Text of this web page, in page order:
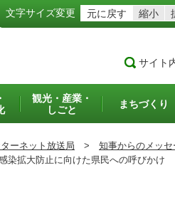
文字サイズ変更 元に戻す 縮小
サイト
観光・産業・
しごと
まちづくり
ーネット放送局 > 知事からのメッセ
染拡大防止に向けた県民への呼びかけ